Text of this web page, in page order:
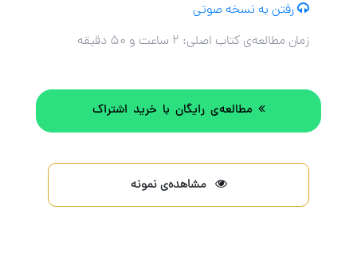
رفتن به نسخه صوتی
زمان مطالعه‌ی کتاب اصلی: ۲ ساعت و ۵۰ دقیقه
مطالعه‌ی رایگان با خرید اشتراک
مشاهده‌ی نمونه